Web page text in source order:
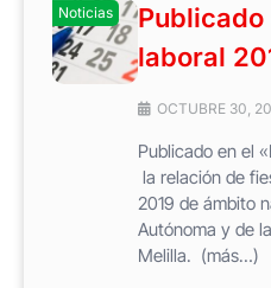
Noticias
laboral
OCTUBRE 30,
Publicado en el
la relación de
2019 de ámbito
Autónoma y de
Melilla. (más…)